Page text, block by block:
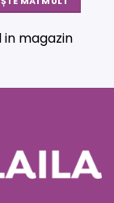
in magazin